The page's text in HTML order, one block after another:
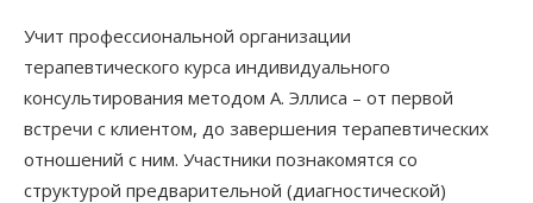
Учит профессиональной организации
терапевтического курса индивидуального
консультирования методом А. Эллиса – от первой
встречи с клиентом, до завершения терапевтических
отношений с ним. Участники познакомятся со
структурой предварительной (диагностической)